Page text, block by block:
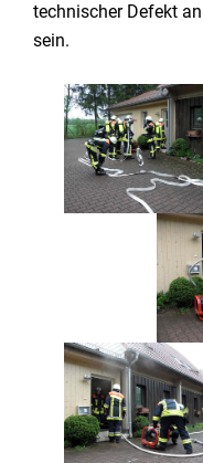
technischer Defekt
sein.